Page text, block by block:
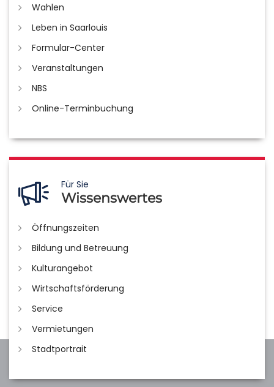
Wahlen
Leben in Saarlouis
Formular-Center
Veranstaltungen
NBS
Online-Terminbuchung
Für Sie
Wissenswertes
Öffnungszeiten
Bildung und Betreuung
Kulturangebot
Wirtschaftsförderung
Service
Vermietungen
Stadtportrait